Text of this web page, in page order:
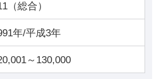
（総合）
年/平成3年
～130,000